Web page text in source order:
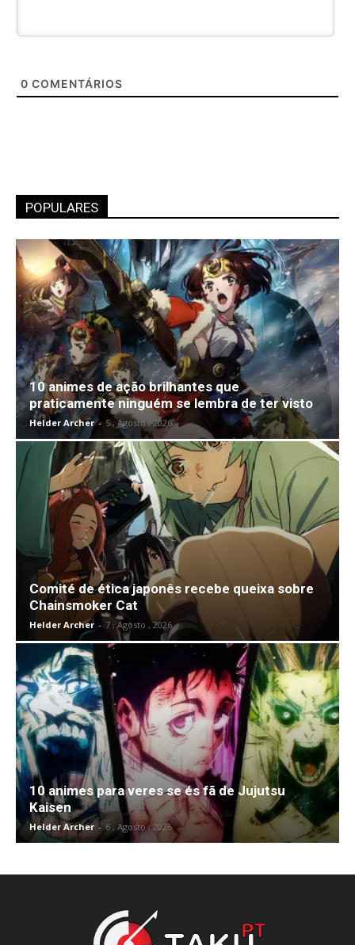
0 COMENTÁRIOS
POPULARES
10 animes de ação brilhantes que
praticamente ninguém se lembra de ter visto
Helder Archer - 5 , Agosto , 2026
Comité de ética japonês recebe queixa sobre
Chainsmoker Cat
Helder Archer - 7 , Agosto , 2026
10 animes para veres se és fã de Jujutsu
Kaisen
Helder Archer - 6 , Agosto , 2026